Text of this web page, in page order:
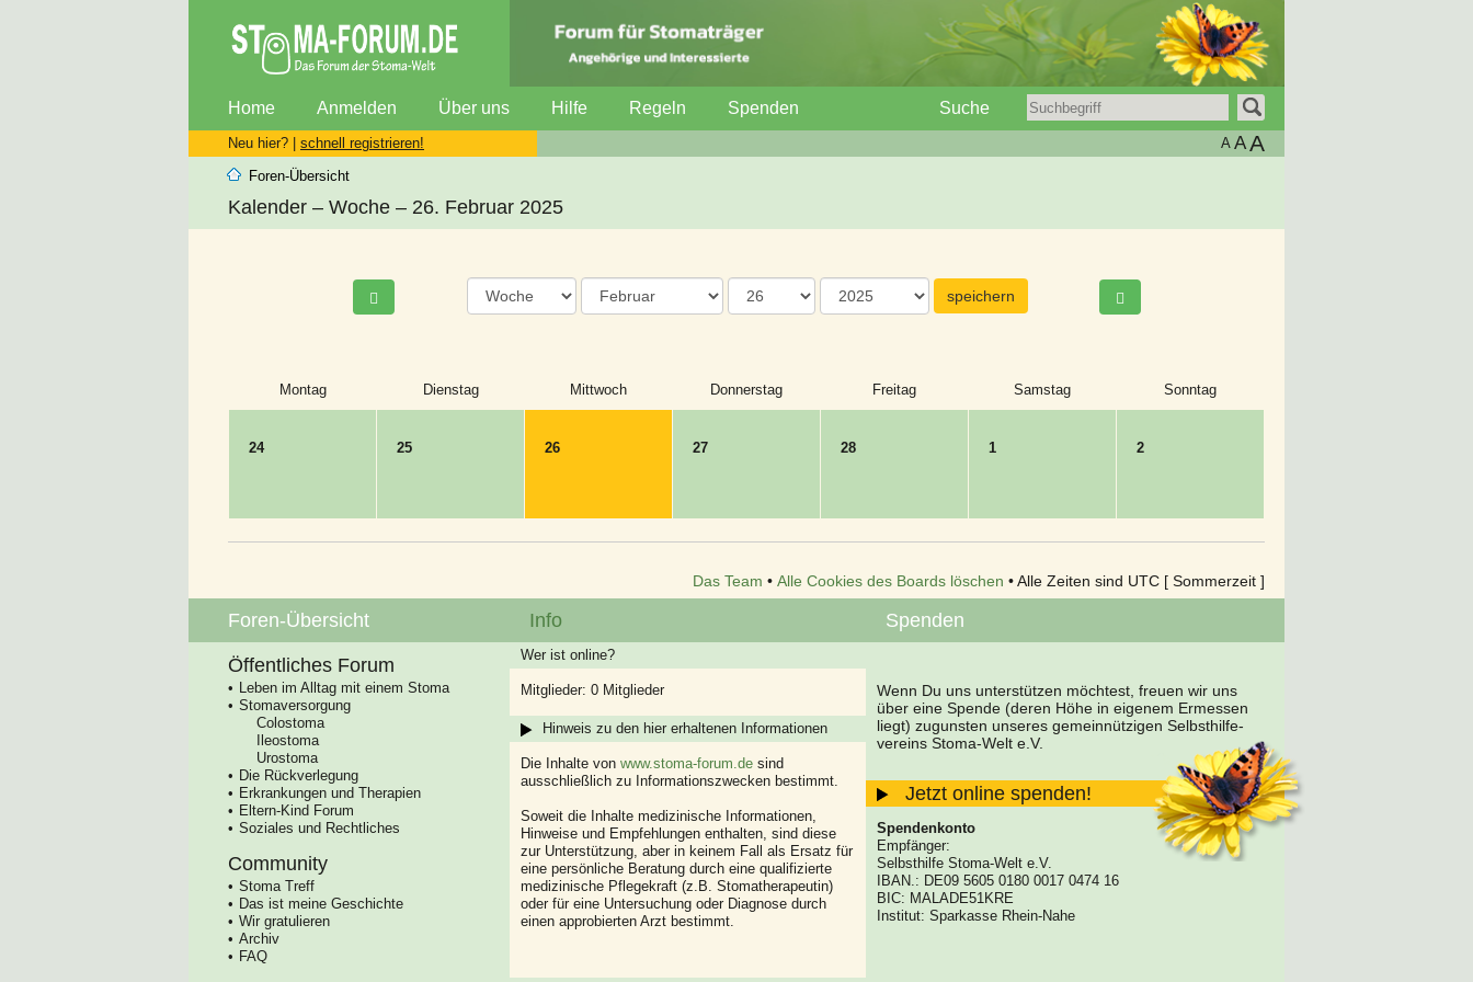
Home Anmelden Über uns Hilfe Regeln Spenden Suche
Neu hier? | schnell registrieren! A AA
Foren-Übersicht
Kalender – Woche – 26. Februar 2025
Montag Dienstag Mittwoch Donnerstag Freitag Samstag Sonntag
24 25 26 27 28 1 2
Das Team • Alle Cookies des Boards löschen • Alle Zeiten sind UTC [ Sommerzeit ]
Foren-Übersicht
Öffentliches Forum
Leben im Alltag mit einem Stoma
Stomaversorgung
Colostoma
Ileostoma
Urostoma
Die Rückverlegung
Erkrankungen und Therapien
Eltern-Kind Forum
Soziales und Rechtliches
Community
Stoma Treff
Das ist meine Geschichte
Wir gratulieren
Archiv
FAQ
Info
Wer ist online?
Mitglieder: 0 Mitglieder
Hinweis zu den hier erhaltenen Informationen
Die Inhalte von www.stoma-forum.de sind
ausschließlich zu Informationszwecken bestimmt.
Soweit die Inhalte medizinische Informationen,
Hinweise und Empfehlungen enthalten, sind diese
zur Unterstützung, aber in keinem Fall als Ersatz für
eine persönliche Beratung durch eine qualifizierte
medizinische Pflegekraft (z.B. Stomatherapeutin)
oder für eine Untersuchung oder Diagnose durch
einen approbierten Arzt bestimmt.
Spenden
Wenn Du uns unterstützen möchtest, freuen wir uns
über eine Spende (deren Höhe in eigenem Ermessen
liegt) zugunsten unseres gemeinnützigen Selbsthilfe-
vereins Stoma-Welt e.V.
Jetzt online spenden!
Spendenkonto
Empfänger:
Selbsthilfe Stoma-Welt e.V.
IBAN.: DE09 5605 0180 0017 0474 16
BIC: MALADE51KRE
Institut: Sparkasse Rhein-Nahe